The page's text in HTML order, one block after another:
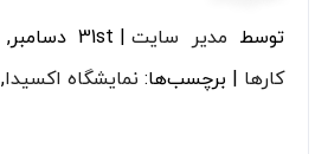
توسط مدیر سایت 31st دسامبر, 2024
کارها
برچسب‌ها: نمایشگاه اکسیدا,